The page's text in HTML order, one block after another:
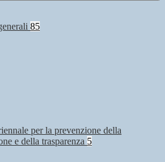
85
per la prevenzione della
e della trasparenza 5